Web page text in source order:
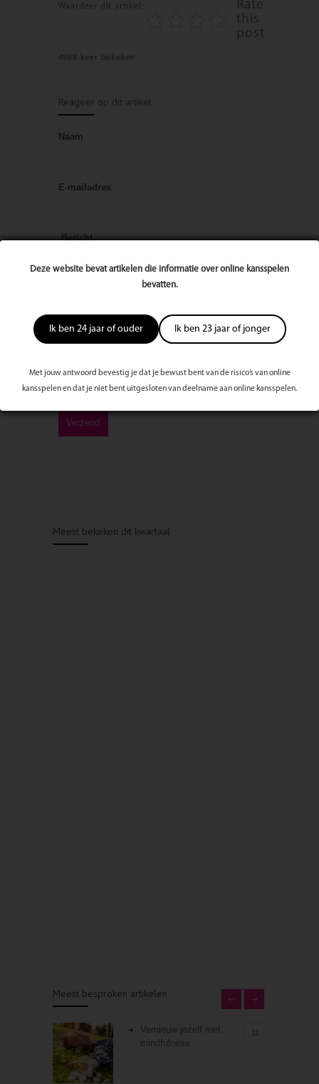
Deze website bevat artikelen die informatie over online kansspelen
bevatten.
Ik ben 24 jaar of ouder Ik ben 23 jaar of jonger
Met jouw antwoord bevestig je dat je bewust bent van de risico’s van online
kansspelen en dat je niet bent uitgesloten van deelname aan online kansspelen.
Waardeer dit artikel:
Rate
this
post
4988 keer bekeken
Reageer op dit artikel
Naam
E-mailadres
Bericht
Meest bekeken dit kwartaal
Meest besproken artikelen
Vernieuw jezelf met
mindfulness